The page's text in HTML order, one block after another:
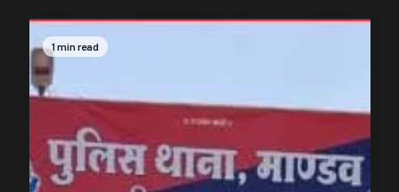
1 min read